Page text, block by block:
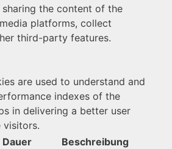
the content of the
platforms, collect
third-party features.
are used to understand and
indexes of the
in delivering a better user
visitors.
Dauer Beschreibung